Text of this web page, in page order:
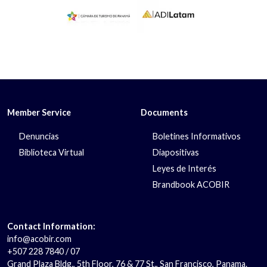
Member Service
Denuncias
Biblioteca Virtual
Documents
Boletines Informativos
Diapositivas
Leyes de Interés
Brandbook ACOBIR
Contact Information:
info@acobir.com
+507 228 7840 / 07
Grand Plaza Bldg., 5th Floor, 76 & 77 St., San Francisco, Panama.